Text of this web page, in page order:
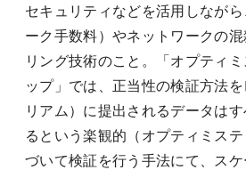
セキュリティなどを活用しなが
ーク手数料）やネットワークの
リング技術のこと。「オプティ
ップ」では、正当性の検証方法
リアム）に提出されるデータは
るという楽観的（オプティミス
づいて検証を行う手法にて、ス